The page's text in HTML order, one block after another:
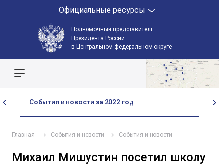
Полномочный представитель
Президента России
в Центральном федеральном округе
Официальные ресурсы
События и новости за 2022 год
Главная События и новости События и новости
Михаил Мишустин посетил школу